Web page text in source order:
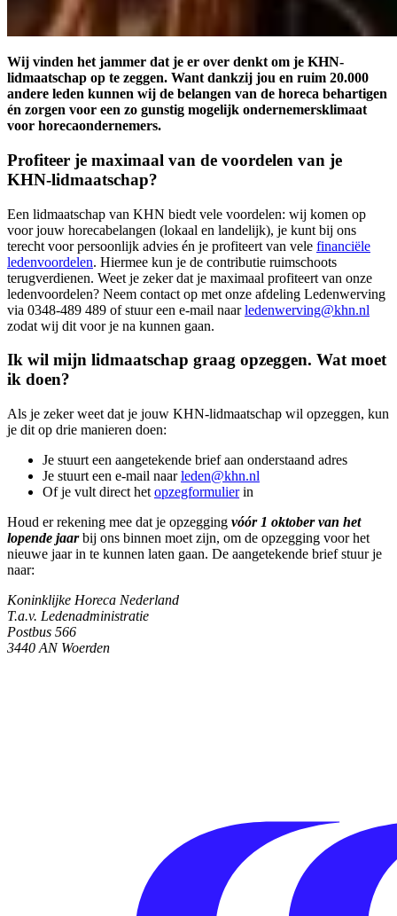
Wij vinden het jammer dat je er over denkt om je KHN-
lidmaatschap op te zeggen. Want dankzij jou en ruim 20.000
andere leden kunnen wij de belangen van de horeca behartigen
én zorgen voor een zo gunstig mogelijk ondernemersklimaat
voor horecaondernemers.
Profiteer je maximaal van de voordelen van je
KHN-lidmaatschap?
Een lidmaatschap van KHN biedt vele voordelen: wij komen op
voor jouw horecabelangen (lokaal en landelijk), je kunt bij ons
terecht voor persoonlijk advies én je profiteert van vele financiële
ledenvoordelen. Hiermee kun je de contributie ruimschoots
terugverdienen. Weet je zeker dat je maximaal profiteert van onze
ledenvoordelen? Neem contact op met onze afdeling Ledenwerving
via 0348-489 489 of stuur een e-mail naarledenwerving@khn.nl
zodat wij dit voor je na kunnen gaan.
Ik wil mijn lidmaatschap graag opzeggen. Wat moet
ik doen?
Als je zeker weet dat je jouw KHN-lidmaatschap wil opzeggen, kun
je dit op drie manieren doen:
Je stuurt een aangetekende brief aan onderstaand adres
Je stuurt een e-mail naarleden@khn.nl
Of je vult direct het opzegformulierin
Houd er rekening mee dat je opzegging vóór 1 oktober van het
lopende jaarbij ons binnen moet zijn, om de opzegging voor het
nieuwe jaar in te kunnen laten gaan. De aangetekende brief stuur je
naar:
Koninklijke Horeca Nederland
T.a.v. Ledenadministratie
Postbus 566
3440 AN Woerden